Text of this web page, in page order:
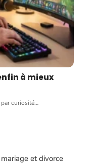
à mieux
curiosité…